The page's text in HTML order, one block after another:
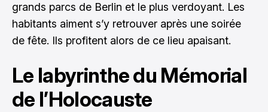
grands parcs de Berlin et le plus verdoyant. Les
habitants aiment s’y retrouver après une soirée
de fête. Ils profitent alors de ce lieu apaisant.
Le labyrinthe du Mémorial
de l’Holocauste